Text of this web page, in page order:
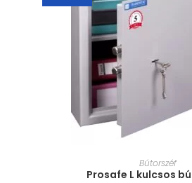
MÉRETBútorszéf
Prosafe L kulcsos